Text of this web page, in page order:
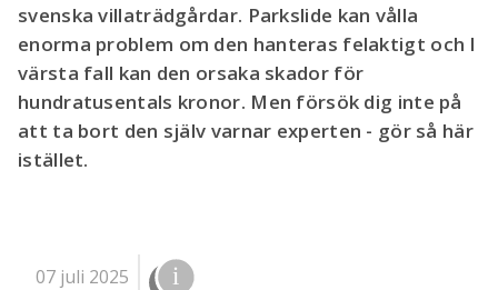
svenska villaträdgårdar. Parkslide kan vålla
enorma problem om den hanteras felaktigt och I
värsta fall kan den orsaka skador för
hundratusentals kronor. Men försök dig inte på
att ta bort den själv varnar experten - gör så här
istället.
07 juli 2025